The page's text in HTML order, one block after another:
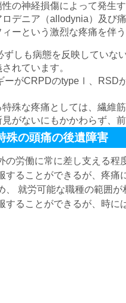
の神経損傷によって発生
デニア（allodynia）及び
ーという激烈な疼痛を伴
しも病態を反映していな
れています。
ーがCRPDのtypeⅠ、RSD
殊な疼痛としては、繊維
がないにもかかわらず、
殊の頭痛の後遺障害
の労働に常に差し支える程
することができるが、疼痛
、 就労可能な職種の範囲
することができるが、時に